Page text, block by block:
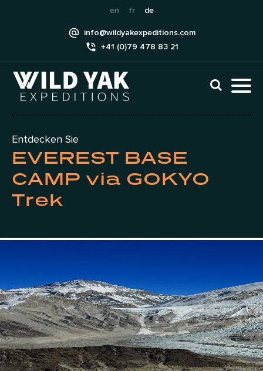
en fr de
info@wildyakexpeditions.com
+41 (0)79 478 83 21
TO
Entdecken Sie
EVEREST BASE
CAMP via GOKYO
Trek